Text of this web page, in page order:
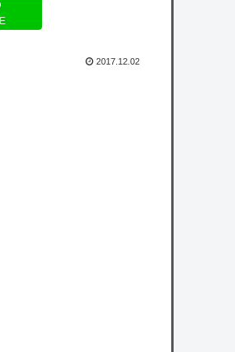
会いを存在しない記
ューサー
に日焼け止めを塗る灯
2017.12.02